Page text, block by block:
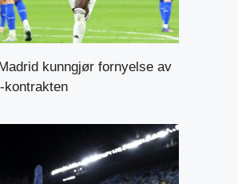
kunngjør fornyelse av
kontrakten